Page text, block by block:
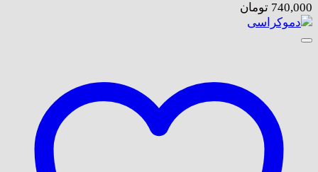
740,000 تومان